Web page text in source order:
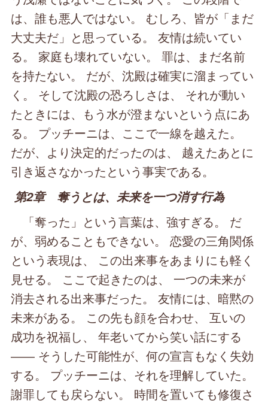
は、誰も悪人ではない。 むしろ、皆が「まだ
大丈夫だ」と思っている。 友情は続いてい
る。 家庭も壊れていない。 罪は、まだ名前
を持たない。 だが、沈殿は確実に溜まってい
く。 そして沈殿の恐ろしさは、 それが動い
たときには、もう水が澄まないという点にあ
る。 プッチーニは、ここで一線を越えた。
だが、より決定的だったのは、 越えたあとに
引き返さなかったという事実である。
第2章 奪うとは、未来を一つ消す行為
「奪った」という言葉は、強すぎる。 だ
が、弱めることもできない。 恋愛の三角関係
という表現は、 この出来事をあまりにも軽く
見せる。 ここで起きたのは、 一つの未来が
消去される出来事だった。 友情には、暗黙の
未来がある。 この先も顔を合わせ、 互いの
成功を祝福し、 年老いてから笑い話にする
―― そうした可能性が、何の宣言もなく失効
する。 プッチーニは、それを理解していた。
謝罪しても戻らない。 時間を置いても修復さ